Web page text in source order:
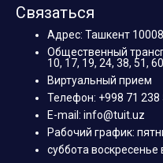
Связаться
Адрес: Ташкент
Общественный
10, 17, 19, 24, 38, 51,
Виртуальный прием
Телефон: +998 71 238
E-mail: info@tuit.uz
Рабочий график:
суббота